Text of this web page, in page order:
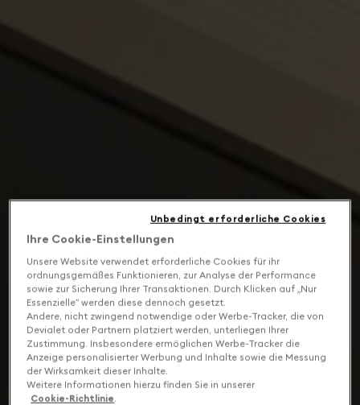
Ihre Cookie-Einstellungen
Unsere Website verwendet erforderliche Cookies für ihr
ordnungsgemäßes Funktionieren, zur Analyse der Performance
sowie zur Sicherung Ihrer Transaktionen. Durch Klicken auf „Nur
Essenzielle“ werden diese dennoch gesetzt.
Andere, nicht zwingend notwendige oder Werbe-Tracker, die von
Devialet oder Partnern platziert werden, unterliegen Ihrer
Zustimmung. Insbesondere ermöglichen Werbe-Tracker die
Anzeige personalisierter Werbung und Inhalte sowie die Messung
der Wirksamkeit dieser Inhalte.
Weitere Informationen hierzu finden Sie in unserer
Cookie-Richtlinie.
Unbedingt erforderliche Cookies